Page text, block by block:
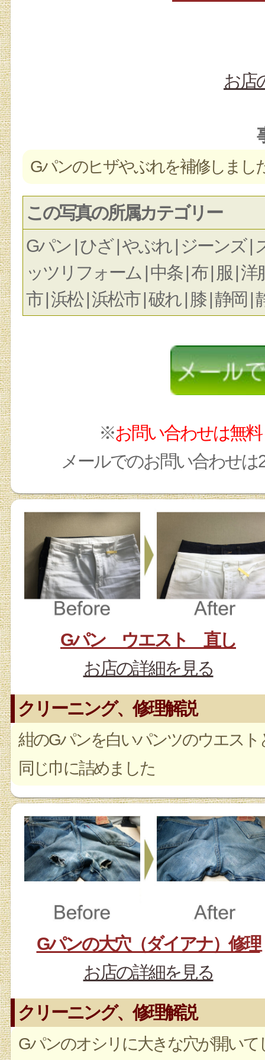
お店
Gパンのヒザやぶれを補修しまし
この写真の所属カテゴリー
Gパン | ひざ | やぶれ | ジーンズ |
ッツリフォーム | 中条 | 布 | 服 |
市 | 浜松 | 浜松市 | 破れ | 膝 | 静岡 |
※お問い合わせは無料
メールでのお問い合わせ
Gパン ウエスト 直し
お店の詳細を見る
クリーニング、修理解説
紺のGパンを白いパンツのウエスト
同じ巾に詰めました
Gパンの大穴（ダイアナ）修理
お店の詳細を見る
クリーニング、修理解説
Gパンのオシリに大きな穴が開いて